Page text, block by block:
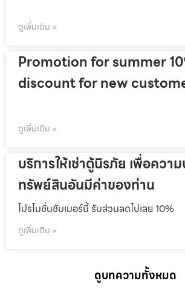
ดูเพิ่มเติม »
Promotion for summer
discount for new
ดูเพิ่มเติม »
บริการให้เช่าตู้นิรภัย เพื่อควา
ทรัพย์สินอันมีค่าของท่าน
โปรโมชั่นชัมเมอร์นี้ รับส่วนลดไปเลย 10%
ดูเพิ่มเติม »
ดูบทความทั้งหมด